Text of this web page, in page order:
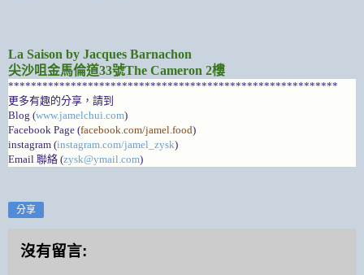
La Saison by Jacques Barnachon
尖沙咀金馬倫道33號The Cameron 2樓
**********************************************************
更多有趣的分享，請到
Blog (www.jamelchui.com)
Facebook Page (facebook.com/jamel.food)
instagram (instagram.com/jamel_zysk)
Email 聯絡 (zysk@ymail.com)
分享
沒有留言: